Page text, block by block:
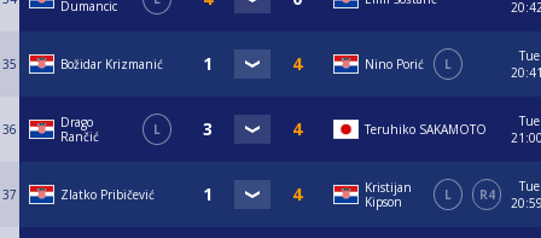
Dumancic
35 Božidar Krizmanić Nino Porić L
Tue
36
Drago
Rančić
L Teruhiko SAKAMOTO
Tue
37 Zlatko Pribičević
Kristijan
Kipson
L R4
Tue